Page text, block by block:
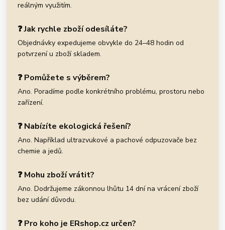
reálným využitím.
❓ Jak rychle zboží odesíláte?
Objednávky expedujeme obvykle do 24–48 hodin od
potvrzení u zboží skladem.
❓ Pomůžete s výběrem?
Ano. Poradíme podle konkrétního problému, prostoru nebo
zařízení.
❓ Nabízíte ekologická řešení?
Ano. Například ultrazvukové a pachové odpuzovače bez
chemie a jedů.
❓ Mohu zboží vrátit?
Ano. Dodržujeme zákonnou lhůtu 14 dní na vrácení zboží
bez udání důvodu.
❓ Pro koho je ERshop.cz určen?